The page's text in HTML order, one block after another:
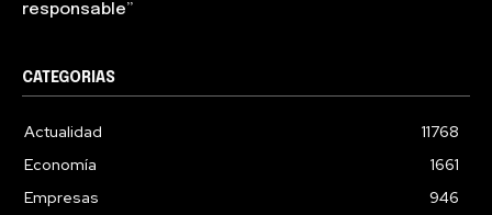
responsable”
CATEGORIAS
Actualidad
11768
Economía
1661
Empresas
946